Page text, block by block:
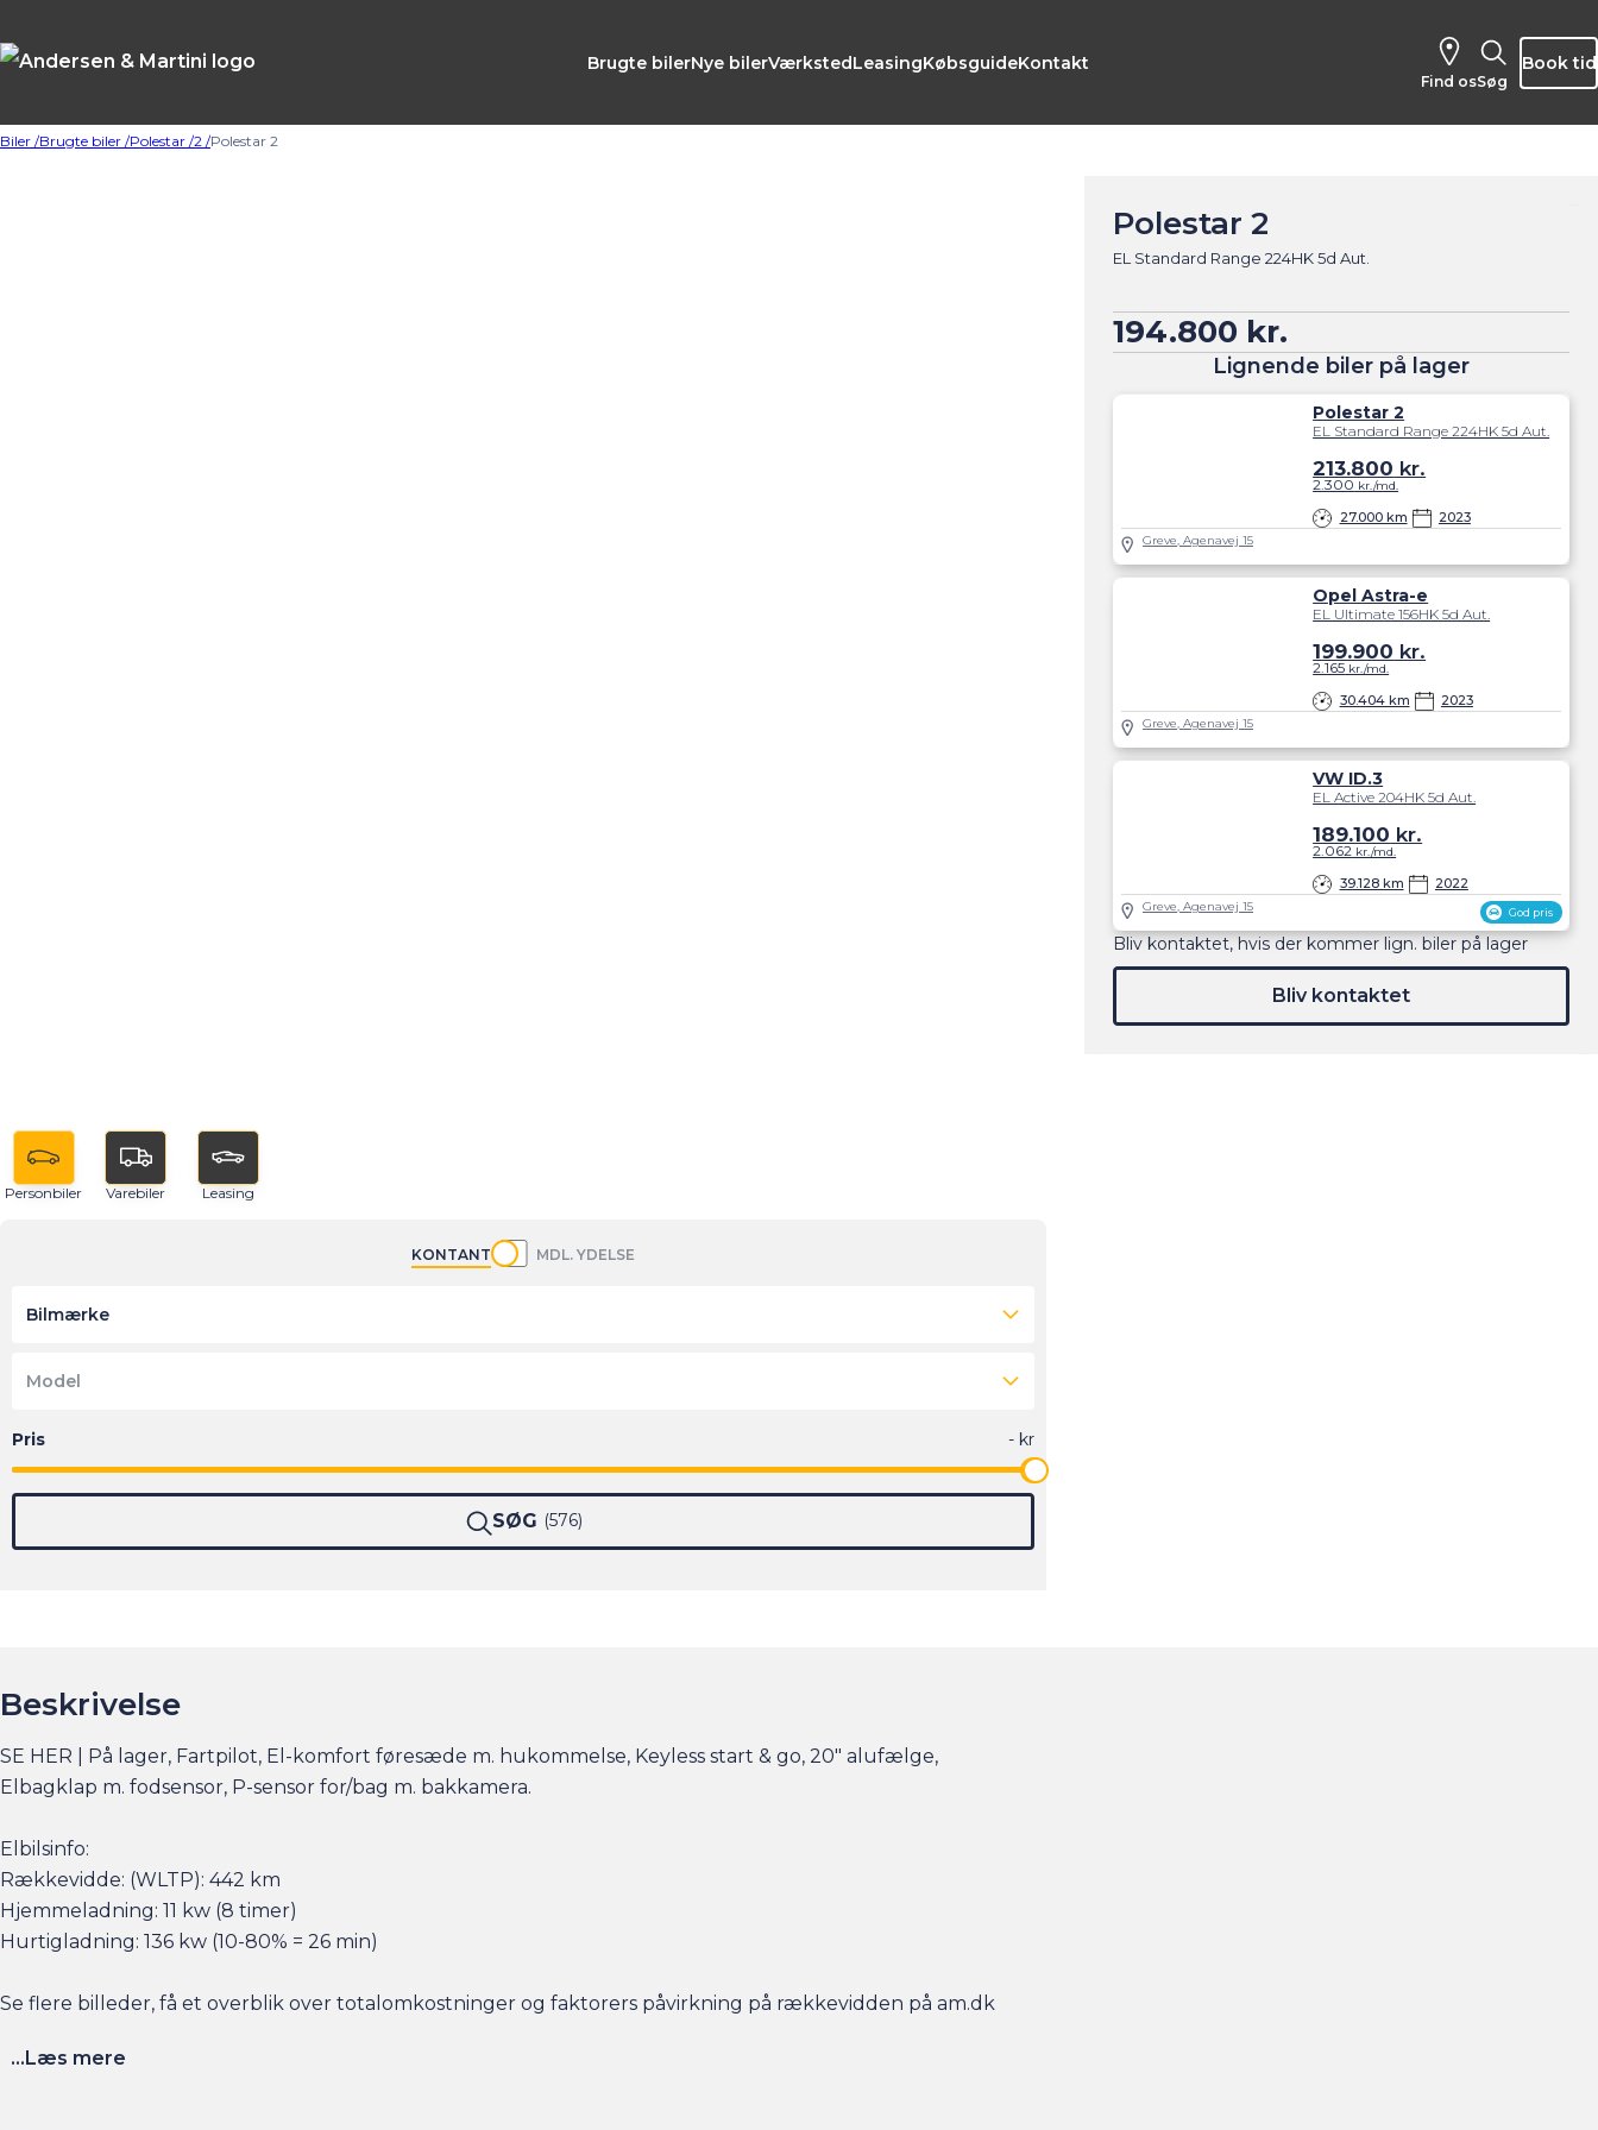
Brugte bilerNye bilerVærkstedLeasingKøbsguideKontakt
Find os Søg
Book tid
Biler /Brugte biler /Polestar /2 /Polestar 2
Polestar 2
EL Standard Range 224HK 5d Aut.
194.800 kr.
Lignende biler på lager
Polestar 2
EL Standard Range 224HK 5d Aut.
27.000 km 2023
213.800 kr.
2.300 kr./md.
Greve, Agenavej 15
Opel Astra-e
EL Ultimate 156HK 5d Aut.
30.404 km 2023
199.900 kr.
2.165 kr./md.
Greve, Agenavej 15
God pris
VW ID.3
EL Active 204HK 5d Aut.
39.128 km 2022
189.100 kr.
2.062 kr./md.
Greve, Agenavej 15
Bliv kontaktet, hvis der kommer lign. biler på lager
Bliv kontaktet
Personbiler Varebiler Leasing
KONTANT MDL. YDELSE
Bilmærke
Model
SØG 576
Beskrivelse
SE HER | På lager, Fartpilot, El-komfort føresæde m. hukommelse, Keyless start & go, 20" alufælge,
Elbagklap m. fodsensor, P-sensor for/bag m. bakkamera.
Elbilsinfo:
Rækkevidde: (WLTP): 442 km
Hjemmeladning: 11 kw (8 timer)
Hurtigladning: 136 kw (10-80% = 26 min)
Se flere billeder, få et overblik over totalomkostninger og faktorers påvirkning på rækkevidden på am.dk
Husk at booke en forudgående aftale her eller via am.dk - så er bilen gjort klar, når du kommer, og der er
...Læs mere